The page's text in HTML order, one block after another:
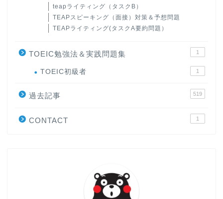
teapライティング（タスクB）
TEAPスピーキング（面接）対策＆予想問題
TEAPライティング(タスクA要約問題）
TOEIC勉強法＆実践問題集 1
TOEIC初級者 1
過去記事 519
CONTACT 1
大学入試英語対策講座